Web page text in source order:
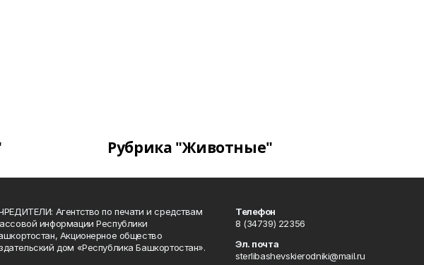
Рубрика "Животные"
Агентство по печати и средствам
информации Республики
Акционерное общество
дом «Республика Башкортостан».
Телефон
8 (34739) 22356
Эл. почта
sterlibashevskierodniki@mail.ru